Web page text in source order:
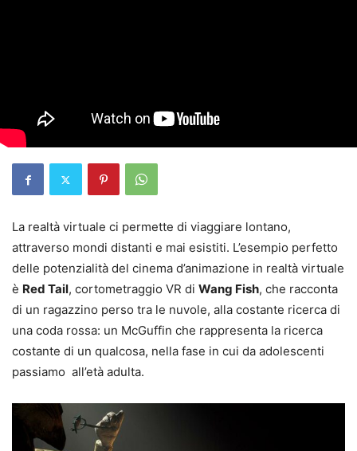
La realtà virtuale ci permette di viaggiare lontano,
attraverso mondi distanti e mai esistiti. L’esempio perfetto
delle potenzialità del cinema d’animazione in realtà virtuale
è Red Tail, cortometraggio VR di Wang Fish, che racconta
di un ragazzino perso tra le nuvole, alla costante ricerca di
una coda rossa: un McGuffin che rappresenta la ricerca
costante di un qualcosa, nella fase in cui da adolescenti
passiamo all’età adulta.